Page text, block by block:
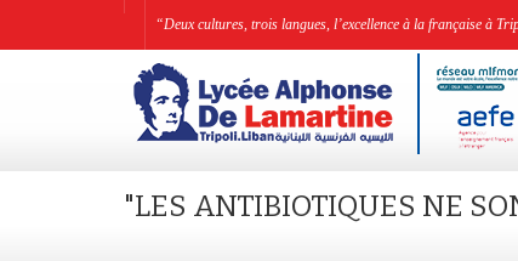
“Deux cultures, trois langues, l’excellence à la française à
"LES ANTIBIOTIQUES NE